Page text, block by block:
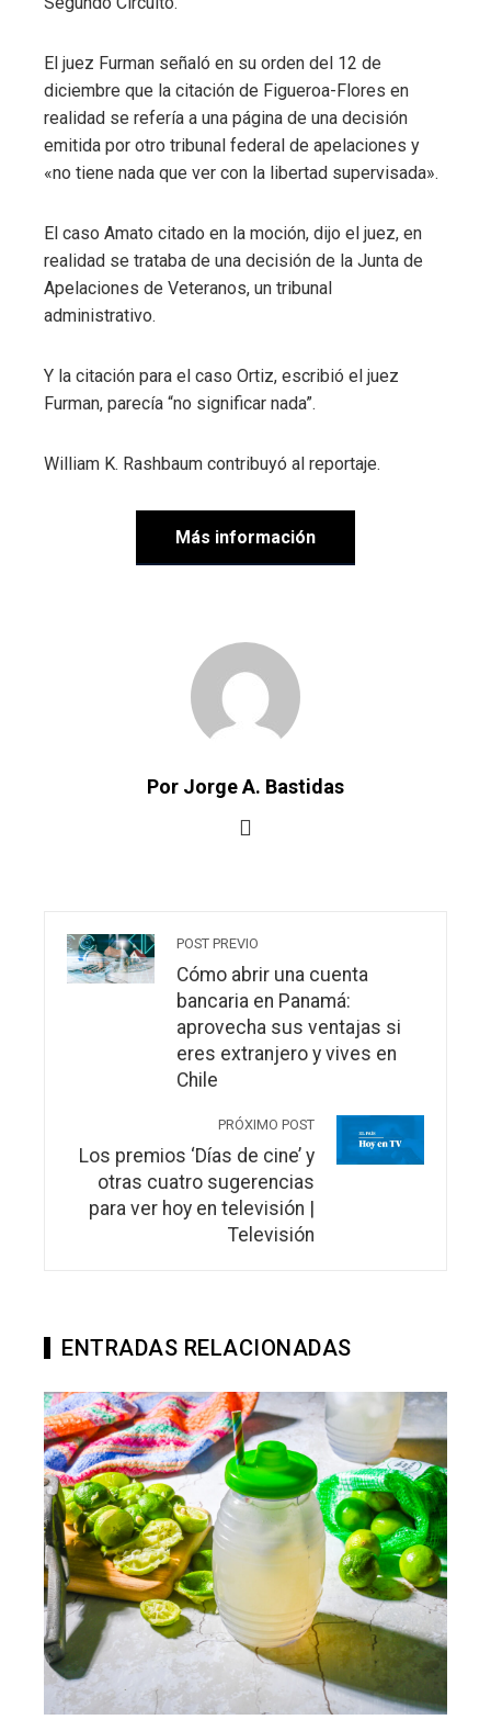
El juez Furman señaló en su orden del 12 de
diciembre que la citación de Figueroa-Flores en
realidad se refería a una página de una decisión
emitida por otro tribunal federal de apelaciones y
«no tiene nada que ver con la libertad supervisada».
El caso Amato citado en la moción, dijo el juez, en
realidad se trataba de una decisión de la Junta de
Apelaciones de Veteranos, un tribunal
administrativo.
Y la citación para el caso Ortiz, escribió el juez
Furman, parecía “no significar nada”.
William K. Rashbaum contribuyó al reportaje.
Más información
Por Jorge A. Bastidas
POST PREVIO
Cómo abrir una cuenta
bancaria en Panamá:
aprovecha sus ventajas si
eres extranjero y vives en
Chile
PRÓXIMO POST
Los premios ‘Días de cine’ y
otras cuatro sugerencias
para ver hoy en televisión |
Televisión
ENTRADAS RELACIONADAS